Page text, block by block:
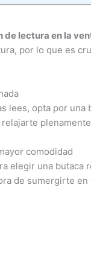
de lectura en la
por lo que es
lees, opta por
comodidad
elegir una
de sumergirte